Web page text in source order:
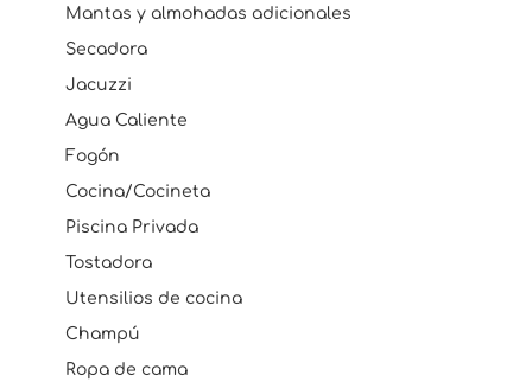
Mantas y almohadas adicionales
Secadora
Jacuzzi
Agua Caliente
Fogón
Cocina/Cocineta
Piscina Privada
Tostadora
Utensilios de cocina
Champú
Ropa de cama